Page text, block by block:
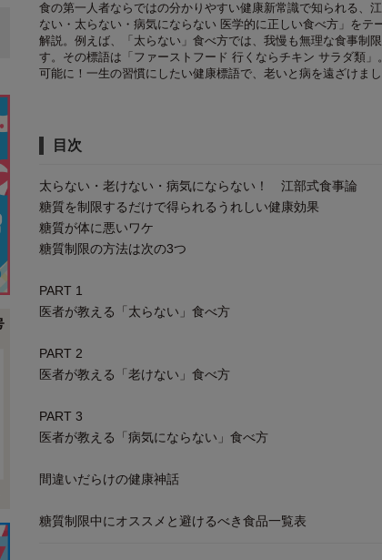
食の第一人者ならではの分かりやすい健康新常識で知られる、
ない・太らない・病気にならない 医学的に正しい食べ方」をテ
解説。例えば、「太らない」食べ方では、我慢も無理な食事制
す。その標語は「ファーストフード 行くならチキン サラダ類
可能に！一生の習慣にしたい健康標語で、老いと病を遠ざけまし
目次
太らない・老けない・病気にならない！ 江部式食事論
糖質を制限するだけで得られるうれしい健康効果
糖質が体に悪いワケ
糖質制限の方法は次の3つ
PART 1
医者が教える「太らない」食べ方
PART 2
医者が教える「老けない」食べ方
PART 3
医者が教える「病気にならない」食べ方
間違いだらけの健康神話
糖質制限中にオススメと避けるべき食品一覧表